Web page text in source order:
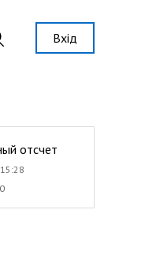
Вхід
отсчет
0